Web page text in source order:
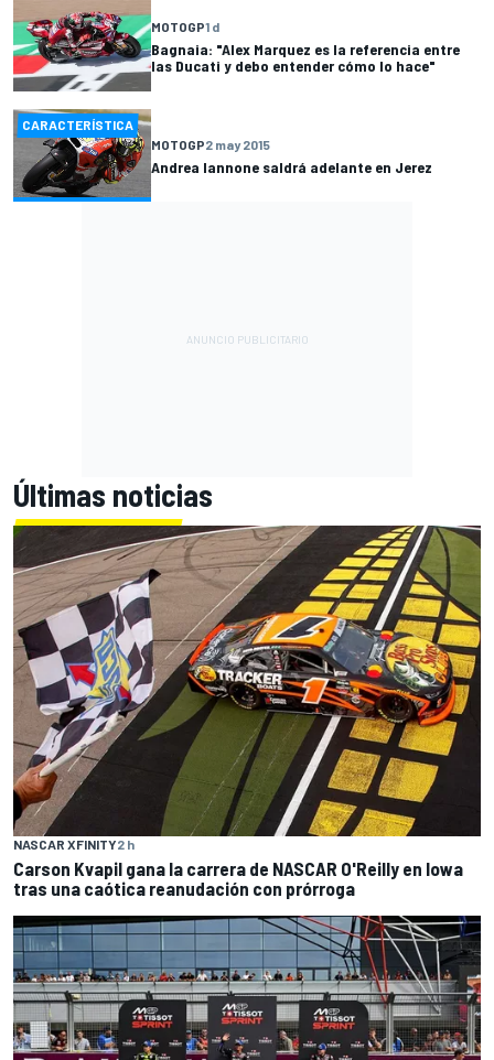
MOTOGP1 d
Bagnaia: "Alex Marquez es la referencia entre
las Ducati y debo entender cómo lo hace"
CARACTERÍSTICA
MOTOGP2 may 2015
Andrea Iannone saldrá adelante en Jerez
Últimas noticias
NASCAR XFINITY2 h
Carson Kvapil gana la carrera de NASCAR O'Reilly en Iowa
tras una caótica reanudación con prórroga